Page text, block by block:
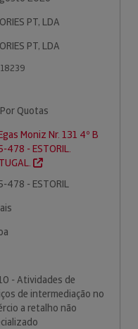
PT, LDA
PT, LDA
Quotas
Moniz Nr. 131 4º B
478 - ESTORIL.
478 - ESTORIL
- Atividades de
de intermediação no
a retalho não